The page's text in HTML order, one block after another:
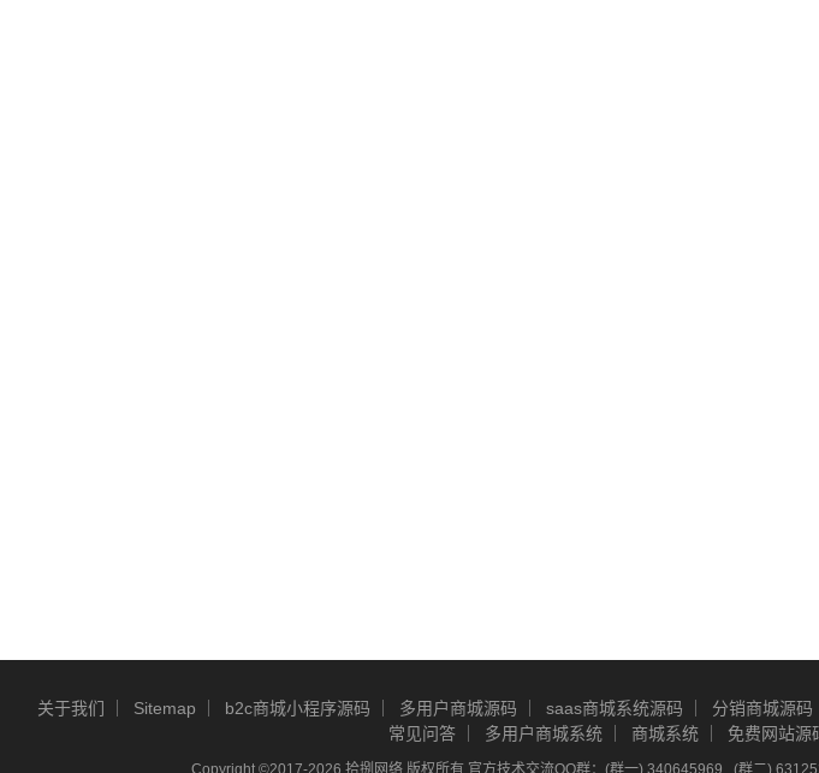
关于我们 Sitemap b2c商城小程序源码 多用户商城源码 saas商城系统源码 分销商城源码
常见问答
多用户商城系统 商城系统 免费网站源
Copyright ©2017-2026 拾捌网络 版权所有 官方技术交流QQ群：(群一) 340645969 , (群二)